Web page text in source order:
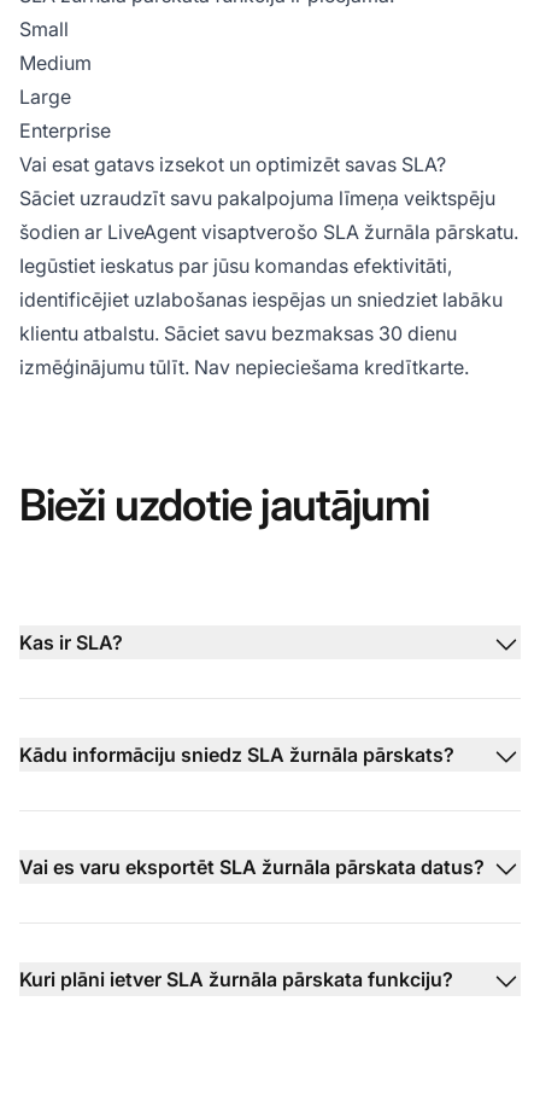
Small
Medium
Large
Enterprise
Vai esat gatavs izsekot un optimizēt savas SLA?
Sāciet uzraudzīt savu pakalpojuma līmeņa veiktspēju
šodien ar LiveAgent visaptverošo SLA žurnāla pārskatu.
Iegūstiet ieskatus par jūsu komandas efektivitāti,
identificējiet uzlabošanas iespējas un sniedziet labāku
klientu atbalstu. Sāciet savu bezmaksas 30 dienu
izmēģinājumu tūlīt. Nav nepieciešama kredītkarte.
Bieži uzdotie jautājumi
Kas ir SLA?
Kādu informāciju sniedz SLA žurnāla pārskats?
Vai es varu eksportēt SLA žurnāla pārskata datus?
Kuri plāni ietver SLA žurnāla pārskata funkciju?